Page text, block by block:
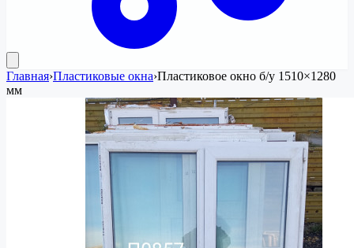
Главная›Пластиковые окна›Пластиковое окно б/у 1510×1280
мм